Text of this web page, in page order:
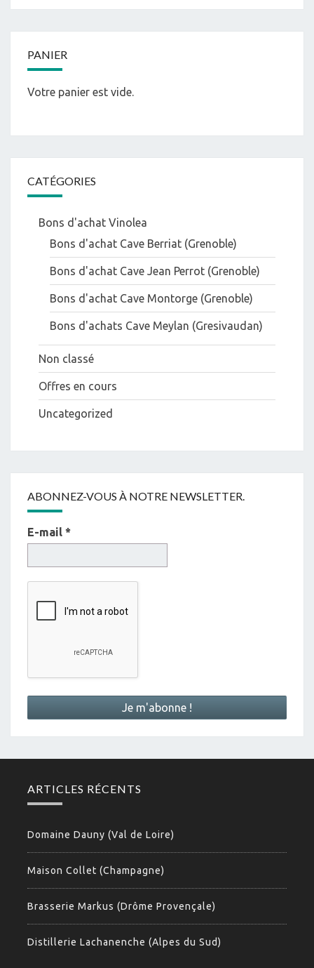
PANIER
Votre panier est vide.
CATÉGORIES
Bons d'achat Vinolea
Bons d'achat Cave Berriat (Grenoble)
Bons d'achat Cave Jean Perrot (Grenoble)
Bons d'achat Cave Montorge (Grenoble)
Bons d'achats Cave Meylan (Gresivaudan)
Non classé
Offres en cours
Uncategorized
ABONNEZ-VOUS À NOTRE NEWSLETTER.
E-mail *
ARTICLES RÉCENTS
Domaine Dauny (Val de Loire)
Maison Collet (Champagne)
Brasserie Markus (Drôme Provençale)
Distillerie Lachanenche (Alpes du Sud)